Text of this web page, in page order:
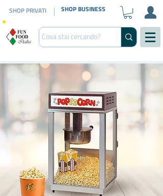
SHOP PRIVATI SHOP BUSINESS